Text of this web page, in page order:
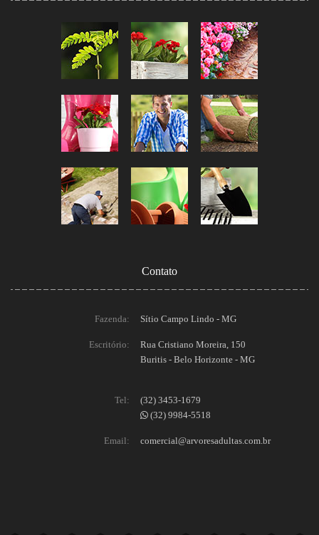
Contato
Fazenda: Sítio Campo Lindo - MG
Escritório:
Rua Cristiano Moreira, 150
Buritis - Belo Horizonte - MG
Tel:
(32) 3453-1679
(32) 9984-5518
Email: comercial@arvoresadultas.com.br